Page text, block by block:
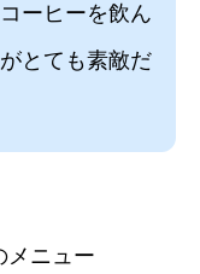
ーヒーを飲ん
とても素敵だ
メニュー